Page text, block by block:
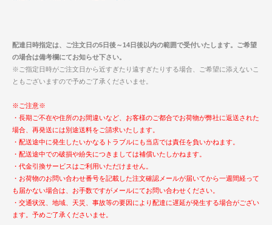
配達日時指定は、ご注文日の5日後～14日後以内の範囲で受付いたします。ご希望
の場合は備考欄にてお知らせ下さい。
※ご指定日時がご注文日から近すぎたり遠すぎたりする場合、ご希望に添えないこ
ともございますので予めご了承くださいませ。
※ご注意※
・長期ご不在や住所のお間違いなど、お客様のご都合でお荷物が弊社に返送された
場合、再発送には別途送料をご請求いたします。
・配送途中に発生したいかなるトラブルにも当店では責任を負いかねます。
・配送途中での破損や紛失につきましては補償いたしかねます。
・代金引換サービスはご利用いただけません。
・お荷物のお問い合わせ番号を記載した注文確認メールが届いてから一週間経って
も届かない場合は、お手数ですがメールにてお問い合わせください。
・交通状況、地域、天災、事故等の要因により配達に遅延が発生する場合がござい
ます。予めご了承くださいませ。